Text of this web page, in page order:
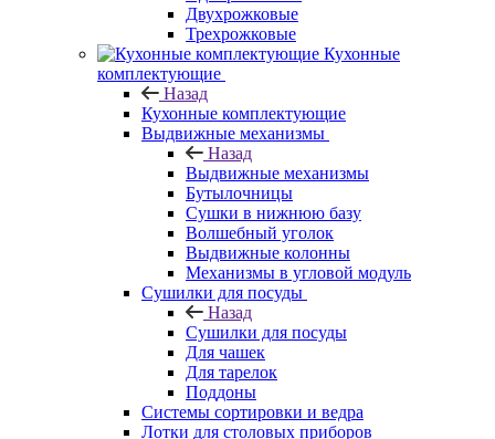
Двухрожковые
Трехрожковые
Кухонные
комплектующие
Назад
Кухонные комплектующие
Выдвижные механизмы
Назад
Выдвижные механизмы
Бутылочницы
Сушки в нижнюю базу
Волшебный уголок
Выдвижные колонны
Механизмы в угловой модуль
Сушилки для посуды
Назад
Сушилки для посуды
Для чашек
Для тарелок
Поддоны
Системы сортировки и ведра
Лотки для столовых приборов